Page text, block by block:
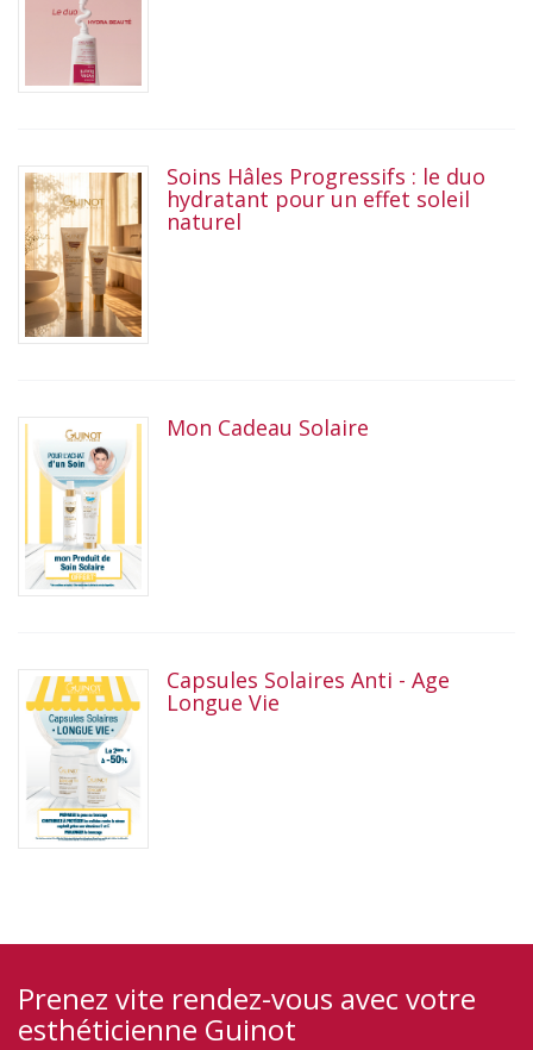
Soins Hâles Progressifs : le duo
hydratant pour un effet soleil
naturel
Mon Cadeau Solaire
Capsules Solaires Anti - Age
Longue Vie
Prenez vite rendez-vous avec votre
esthéticienne Guinot